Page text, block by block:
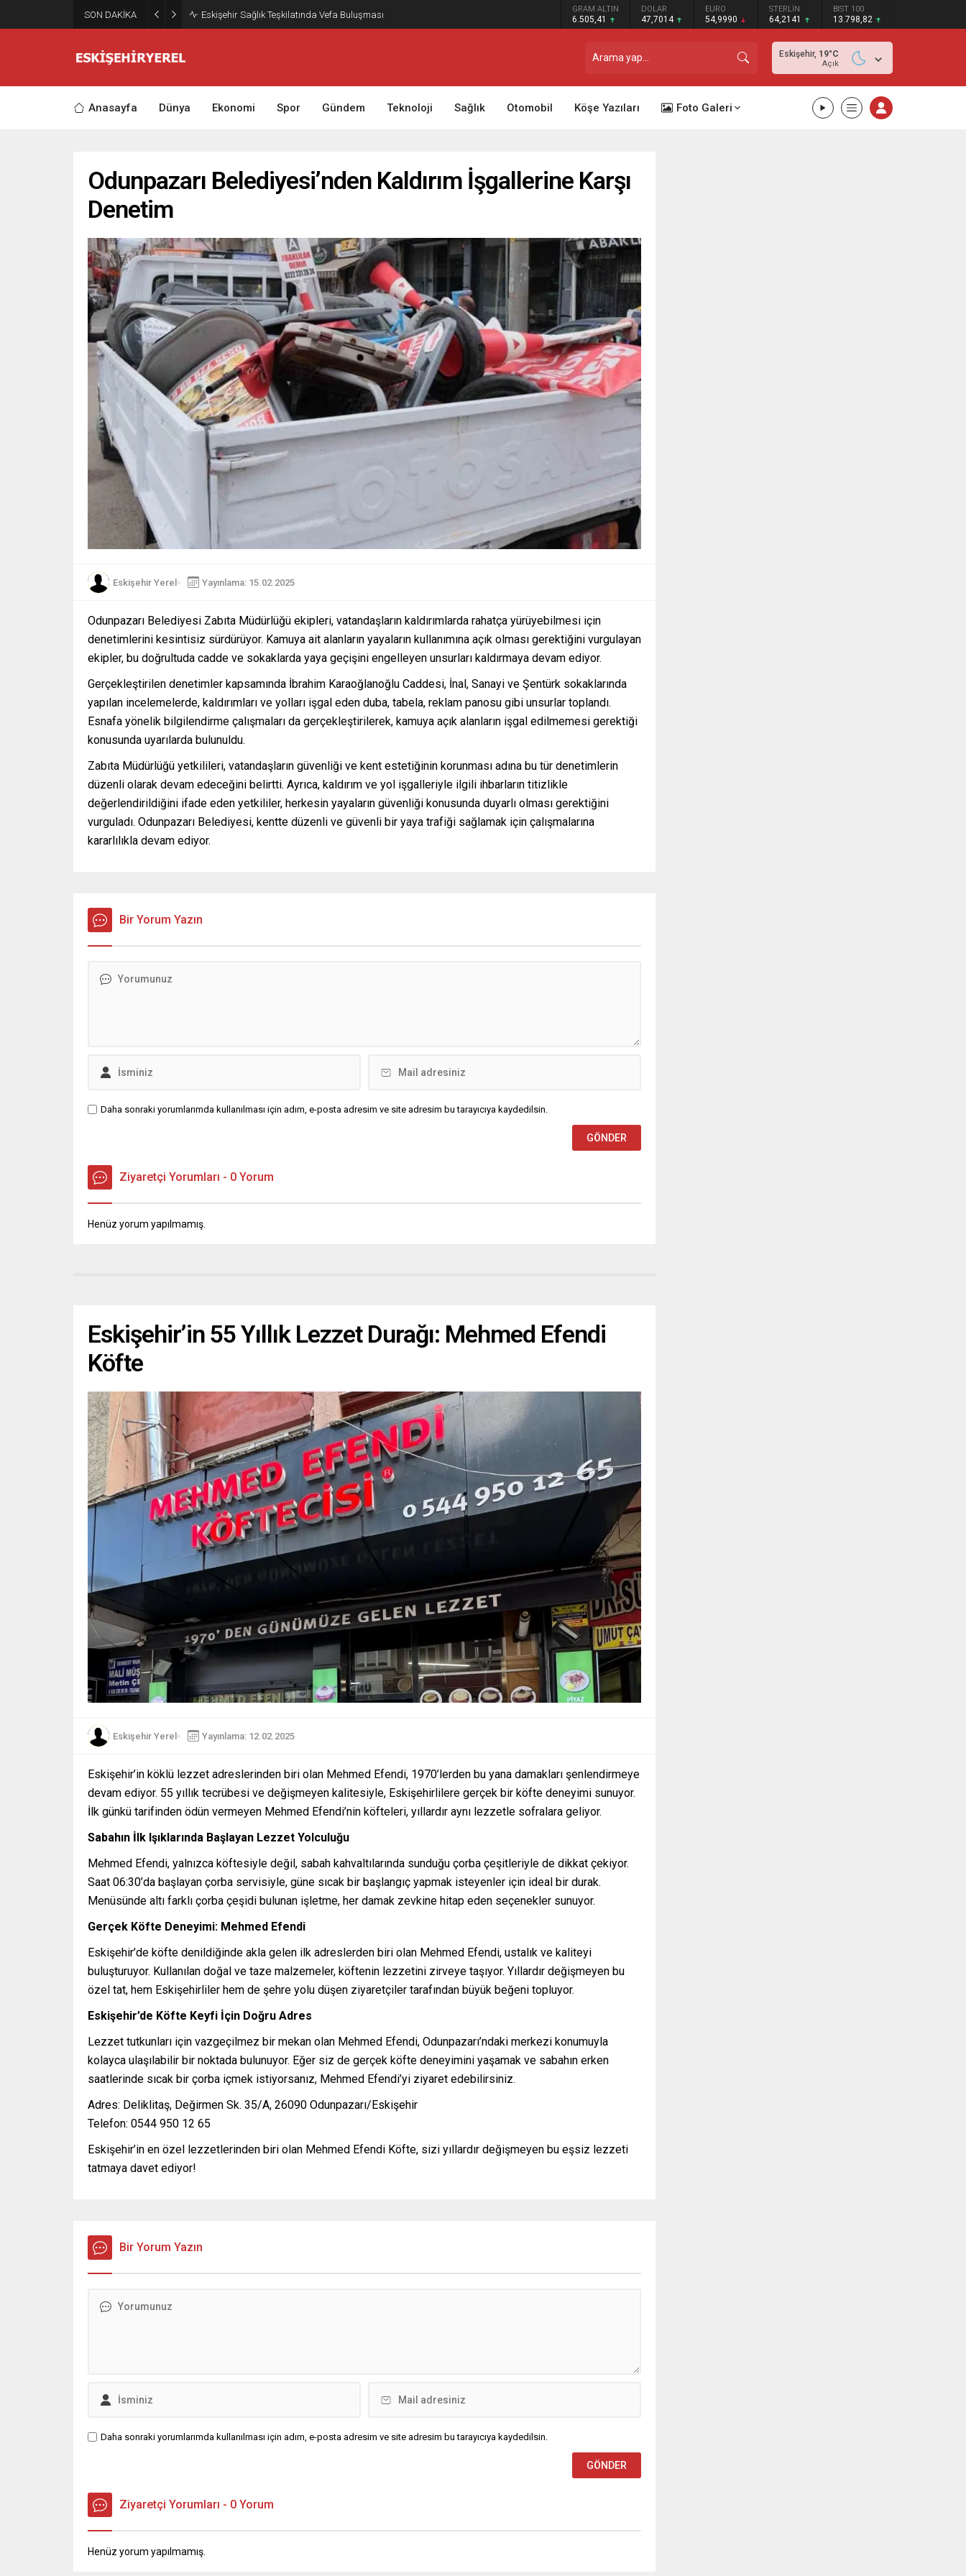
SON DAKİKA Eskişehir Sağlık Teşkilatında Vefa Buluşması GRAM ALTIN
6.505,41
DOLAR
47,7014
EURO
54,9990
STERLİN
64,2141
BIST 100
13.798,82
Eskişehir, 19°C
Açık
Anasayfa Dünya Ekonomi Spor Gündem Teknoloji Sağlık Otomobil Köşe Yazıları Foto Galeri
Odunpazarı Belediyesi’nden Kaldırım İşgallerine Karşı
Denetim
Eskişehir Yerel Yayınlama: 15.02.2025
Odunpazarı Belediyesi Zabıta Müdürlüğü ekipleri, vatandaşların kaldırımlarda rahatça yürüyebilmesi için
denetimlerini kesintisiz sürdürüyor. Kamuya ait alanların yayaların kullanımına açık olması gerektiğini vurgulayan
ekipler, bu doğrultuda cadde ve sokaklarda yaya geçişini engelleyen unsurları kaldırmaya devam ediyor.
Gerçekleştirilen denetimler kapsamında İbrahim Karaoğlanoğlu Caddesi, İnal, Sanayi ve Şentürk sokaklarında
yapılan incelemelerde, kaldırımları ve yolları işgal eden duba, tabela, reklam panosu gibi unsurlar toplandı.
Esnafa yönelik bilgilendirme çalışmaları da gerçekleştirilerek, kamuya açık alanların işgal edilmemesi gerektiği
konusunda uyarılarda bulunuldu.
Zabıta Müdürlüğü yetkilileri, vatandaşların güvenliği ve kent estetiğinin korunması adına bu tür denetimlerin
düzenli olarak devam edeceğini belirtti. Ayrıca, kaldırım ve yol işgalleriyle ilgili ihbarların titizlikle
değerlendirildiğini ifade eden yetkililer, herkesin yayaların güvenliği konusunda duyarlı olması gerektiğini
vurguladı. Odunpazarı Belediyesi, kentte düzenli ve güvenli bir yaya trafiği sağlamak için çalışmalarına
kararlılıkla devam ediyor.
Bir Yorum Yazın
Daha sonraki yorumlarımda kullanılması için adım, e-posta adresim ve site adresim bu tarayıcıya kaydedilsin.
Ziyaretçi Yorumları - 0 Yorum
Henüz yorum yapılmamış.
Eskişehir’in 55 Yıllık Lezzet Durağı: Mehmed Efendi
Köfte
Eskişehir Yerel Yayınlama: 12.02.2025
Eskişehir’in köklü lezzet adreslerinden biri olan Mehmed Efendi, 1970’lerden bu yana damakları şenlendirmeye
devam ediyor. 55 yıllık tecrübesi ve değişmeyen kalitesiyle, Eskişehirlilere gerçek bir köfte deneyimi sunuyor.
İlk günkü tarifinden ödün vermeyen Mehmed Efendi’nin köfteleri, yıllardır aynı lezzetle sofralara geliyor.
Sabahın İlk Işıklarında Başlayan Lezzet Yolculuğu
Mehmed Efendi, yalnızca köftesiyle değil, sabah kahvaltılarında sunduğu çorba çeşitleriyle de dikkat çekiyor.
Saat 06:30’da başlayan çorba servisiyle, güne sıcak bir başlangıç yapmak isteyenler için ideal bir durak.
Menüsünde altı farklı çorba çeşidi bulunan işletme, her damak zevkine hitap eden seçenekler sunuyor.
Gerçek Köfte Deneyimi: Mehmed Efendi
Eskişehir’de köfte denildiğinde akla gelen ilk adreslerden biri olan Mehmed Efendi, ustalık ve kaliteyi
buluşturuyor. Kullanılan doğal ve taze malzemeler, köftenin lezzetini zirveye taşıyor. Yıllardır değişmeyen bu
özel tat, hem Eskişehirliler hem de şehre yolu düşen ziyaretçiler tarafından büyük beğeni topluyor.
Eskişehir’de Köfte Keyfi İçin Doğru Adres
Lezzet tutkunları için vazgeçilmez bir mekan olan Mehmed Efendi, Odunpazarı’ndaki merkezi konumuyla
kolayca ulaşılabilir bir noktada bulunuyor. Eğer siz de gerçek köfte deneyimini yaşamak ve sabahın erken
saatlerinde sıcak bir çorba içmek istiyorsanız, Mehmed Efendi’yi ziyaret edebilirsiniz.
Adres: Deliklitaş, Değirmen Sk. 35/A, 26090 Odunpazarı/Eskişehir
Telefon: 0544 950 12 65
Eskişehir’in en özel lezzetlerinden biri olan Mehmed Efendi Köfte, sizi yıllardır değişmeyen bu eşsiz lezzeti
tatmaya davet ediyor!
Bir Yorum Yazın
Daha sonraki yorumlarımda kullanılması için adım, e-posta adresim ve site adresim bu tarayıcıya kaydedilsin.
Ziyaretçi Yorumları - 0 Yorum
Henüz yorum yapılmamış.